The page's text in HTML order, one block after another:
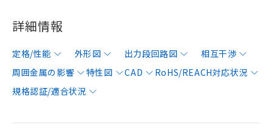
詳細情報
定格/性能 外形図 出力段回路図
相互干渉
周囲金属の影響
特性図 CAD
RoHS/REACH対応状況
規格認証/適合状況